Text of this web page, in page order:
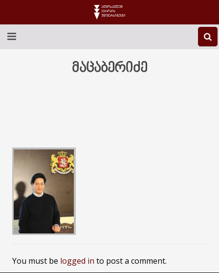
ᲑᲘᲑᲚᲘᲝᲗᲔᲙᲐ
ᲡᲢᲣᲓᲔᲜᲢᲣᲠᲘ ᲪᲮᲝᲕᲠᲔᲑᲐ
ᲙᲝᲜᲢᲐᲥᲢᲘ
მაცაბერიძე
You must be logged in to post a comment.